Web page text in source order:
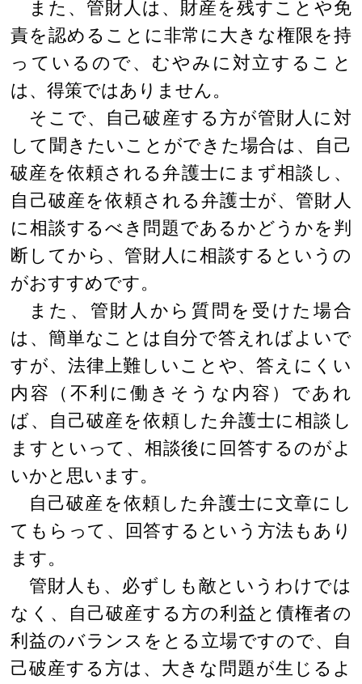
また、管財人は、財産を残すことや免
責を認めることに非常に大きな権限を持
っているので、むやみに対立すること
は、得策ではありません。
そこで、自己破産する方が管財人に対
して聞きたいことができた場合は、自己
破産を依頼される弁護士にまず相談し、
自己破産を依頼される弁護士が、管財人
に相談するべき問題であるかどうかを判
断してから、管財人に相談するというの
がおすすめです。
また、管財人から質問を受けた場合
は、簡単なことは自分で答えればよいで
すが、法律上難しいことや、答えにくい
内容（不利に働きそうな内容）であれ
ば、自己破産を依頼した弁護士に相談し
ますといって、相談後に回答するのがよ
いかと思います。
自己破産を依頼した弁護士に文章にし
てもらって、回答するという方法もあり
ます。
管財人も、必ずしも敵というわけでは
なく、自己破産する方の利益と債権者の
利益のバランスをとる立場ですので、自
己破産する方は、大きな問題が生じるよ